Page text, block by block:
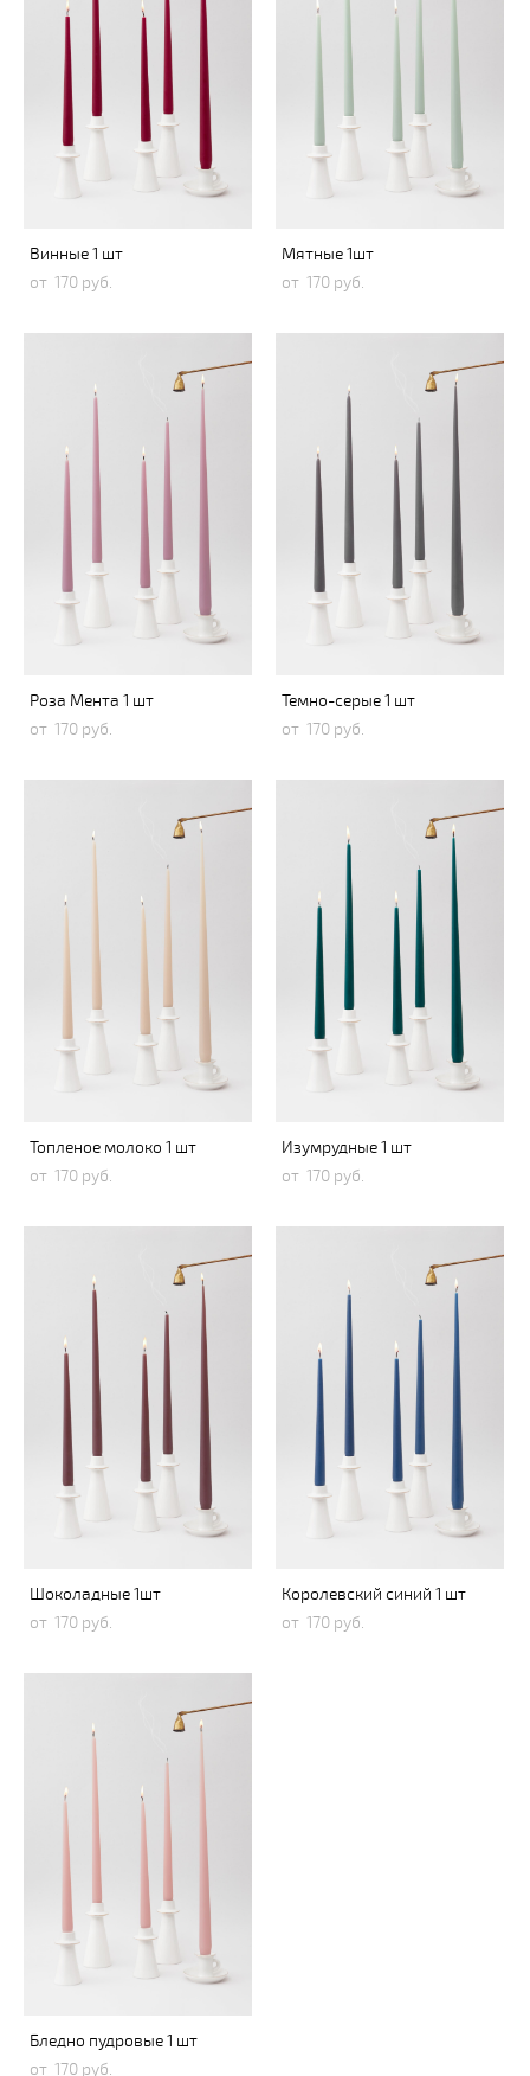
Винные 1 шт
от 170 pуб.
Мятные 1шт
от 170 pуб.
Роза Мента 1 шт
от 170 pуб.
Темно-серые 1 шт
от 170 pуб.
Топленое молоко 1 шт
от 170 pуб.
Изумрудные 1 шт
от 170 pуб.
Шоколадные 1шт
от 170 pуб.
Королевский синий 1 шт
от 170 pуб.
Бледно пудровые 1 шт
от 170 pуб.